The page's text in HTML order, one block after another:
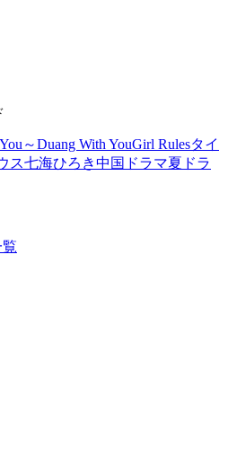
～Duang With YouGirl Rulesタイ
ス七海ひろき中国ドラマ夏ドラ